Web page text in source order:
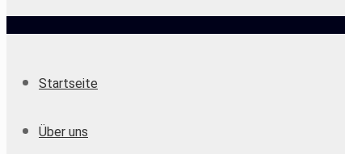
Startseite
Über uns